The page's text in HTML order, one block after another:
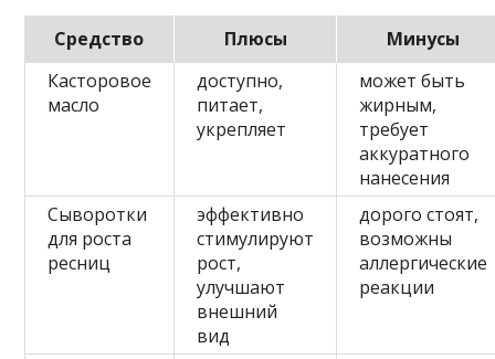
Средство Плюсы
Минусы
Касторовое
масло
доступно,
питает,
укрепляет
может быть
жирным,
требует
аккуратного
нанесения
Сыворотки
для роста
ресниц
эффективно
стимулируют
рост,
улучшают
внешний
вид
дорого стоят,
возможны
аллергические
реакции